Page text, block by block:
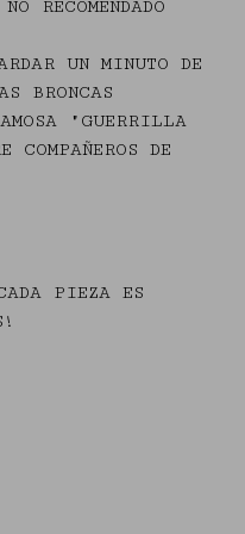
RECOMENDADO
UN MINUTO DE
BRONCAS
"GUERRILLA
COMPAÑEROS DE
PIEZA ES